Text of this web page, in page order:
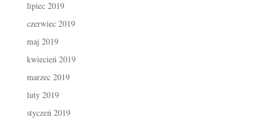
lipiec 2019
czerwiec 2019
maj 2019
kwiecień 2019
marzec 2019
luty 2019
styczeń 2019